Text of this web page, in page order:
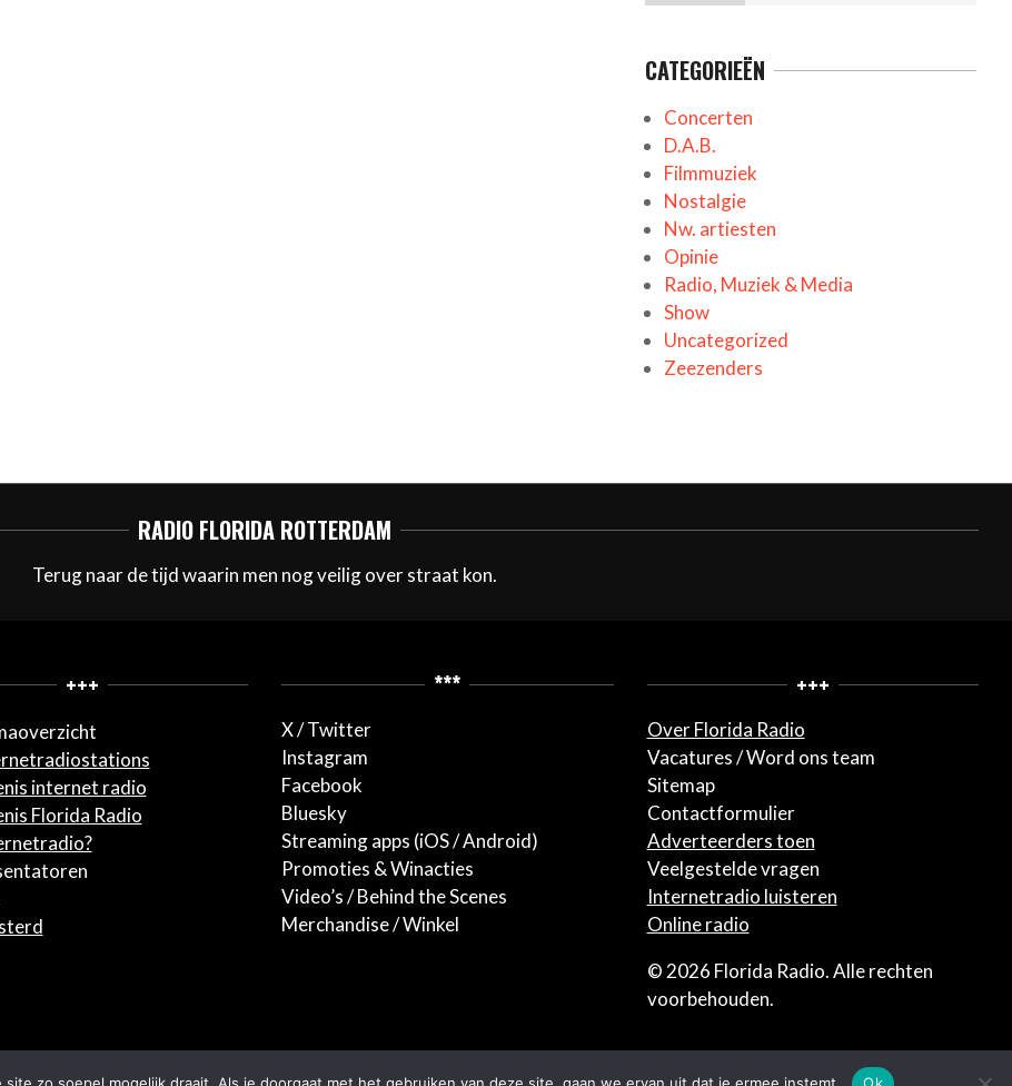
CATEGORIEËN
Concerten
D.A.B.
Filmmuziek
Nostalgie
Nw. artiesten
Opinie
Radio, Muziek & Media
Show
Uncategorized
Zeezenders
RADIO FLORIDA ROTTERDAM
Terug naar de tijd waarin men nog veilig over straat kon.
+++
internet radio
Florida Radio
***
X / Twitter
Instagram
Facebook
Bluesky
Streaming apps (iOS / Android)
Promoties & Winacties
Video’s / Behind the Scenes
Merchandise / Winkel
+++
Over Florida Radio
Vacatures / Word ons team
Sitemap
Contactformulier
Adverteerders toen
Veelgestelde vragen
Internetradio luisteren
Online radio
© 2026 Florida Radio. Alle rechten
voorbehouden.